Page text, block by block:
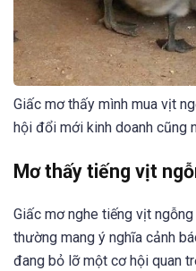
Giấc mơ thấy mình mua vịt
hội đổi mới kinh doanh cũng
Mơ thấy tiếng vịt
Giấc mơ nghe tiếng vịt
thường mang ý nghĩa cảnh
đang bỏ lỡ một cơ hội quan